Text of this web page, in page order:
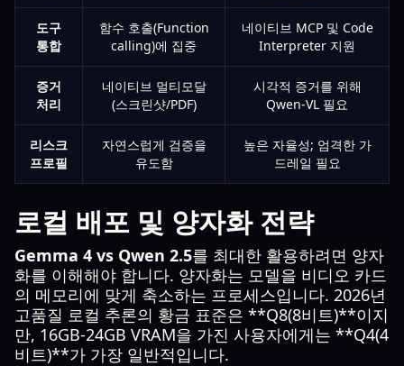
도구
통합
함수 호출(Function
calling)에 집중
네이티브 MCP 및 Code
Interpreter 지원
증거
처리
네이티브 멀티모달
(스크린샷/PDF)
시각적 증거를 위해
Qwen-VL 필요
리스크
프로필
자연스럽게 검증을
유도함
높은 자율성; 엄격한 가
드레일 필요
로컬 배포 및 양자화 전략
Gemma 4 vs Qwen 2.5를 최대한 활용하려면 양자
화를 이해해야 합니다. 양자화는 모델을 비디오 카드
의 메모리에 맞게 축소하는 프로세스입니다. 2026년
고품질 로컬 추론의 황금 표준은 **Q8(8비트)**이지
만, 16GB-24GB VRAM을 가진 사용자에게는 **Q4(4
비트)**가 가장 일반적입니다.